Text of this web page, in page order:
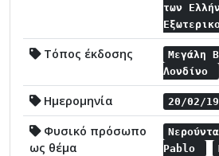
των
Τόπος έκδοσης
Μεγάλη
Λονδίνο
Ημερομηνία 20/02/
Φυσικό πρόσωπο
ως θέμα
Pablo